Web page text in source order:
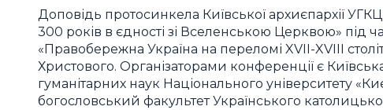
Доповідь протосинкела Київської архиєпархії
300 років в єдності зі Вселенською Церквою» під
«Правобережна Україна на переломі XVII-XVIII
Христового. Організаторами конференції є
гуманітарних наук Національного університету
богословський факультет Українського